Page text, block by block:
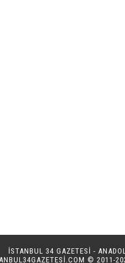
İSTANBUL 34 GAZETESİ -
© 2011-